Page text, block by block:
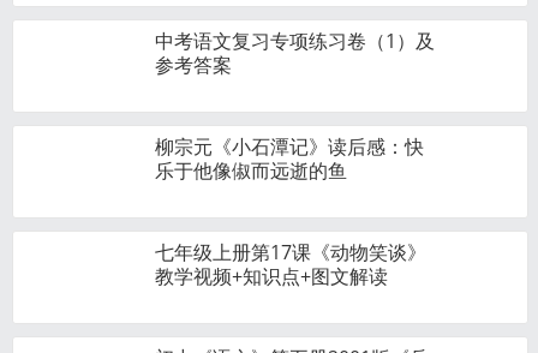
中考语文复习专项练习卷（1）及
参考答案
柳宗元《小石潭记》读后感：快
乐于他像俶而远逝的鱼
七年级上册第17课《动物笑谈》
教学视频+知识点+图文解读